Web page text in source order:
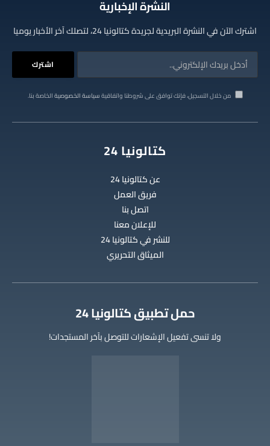
النشرة الإخبارية
اشترك الآن في النشرة البريدية لجريدة كتالونيا 24، لتصلك آخر الأخبار يوميا
من خلال التسجيل، فإنك توافق على شروطنا واتفاقيةسياسة الخصوصيةالخاصة بنا.
كتالونيا 24
عن كتالونيا 24
فريق العمل
اتصل بنا
للإعلان معنا
للنشر في كتالونيا 24
الميثاق التحريري
‫حمل تطبيق كتالونيا 24
ولا تنسى تفعيل الإشعارات للتوصل بآخر المستجدات!